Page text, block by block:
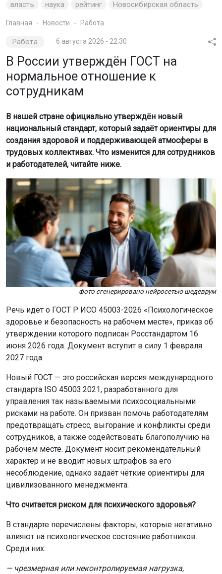
власть наука рейтинг Новосибирская область
Главная Новости Работа
Работа 6 августа 2026 - 22:30
В России утверждён ГОСТ на
нормальное отношение к
сотрудникам
В нашей стране официально утверждён новый
национальный стандарт, который задаёт ориентиры для
создания здоровой и поддерживающей атмосферы в
трудовых коллективах. Что изменится для сотрудников
и работодателей, читайте ниже.
фото сгенерировано нейросетью шедеврум
Речь идёт о ГОСТ Р ИСО 45003-2026 «Психологическое
здоровье и безопасность на рабочем месте», приказ об
утверждении которого подписан Росстандартом 16
июня 2026 года. Документ вступит в силу 1 февраля
2027 года.
Новый ГОСТ — это российская версия международного
стандарта ISO 45003:2021, разработанного для
управления так называемыми психосоциальными
рисками на работе. Он призван помочь работодателям
предотвращать стресс, выгорание и конфликты среди
сотрудников, а также содействовать благополучию на
рабочем месте. Документ носит рекомендательный
характер и не вводит новых штрафов за его
несоблюдение, однако задаёт чёткие ориентиры для
цивилизованного менеджмента.
Что считается риском для психического здоровья?
В стандарте перечислены факторы, которые негативно
влияют на психологическое состояние работников.
Среди них:
— чрезмерная или неконтролируемая нагрузка,